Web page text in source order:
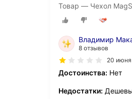
Товар — Чехол
Владимир
8 отзывов
20
Достоинства: Нет
Недостатки: